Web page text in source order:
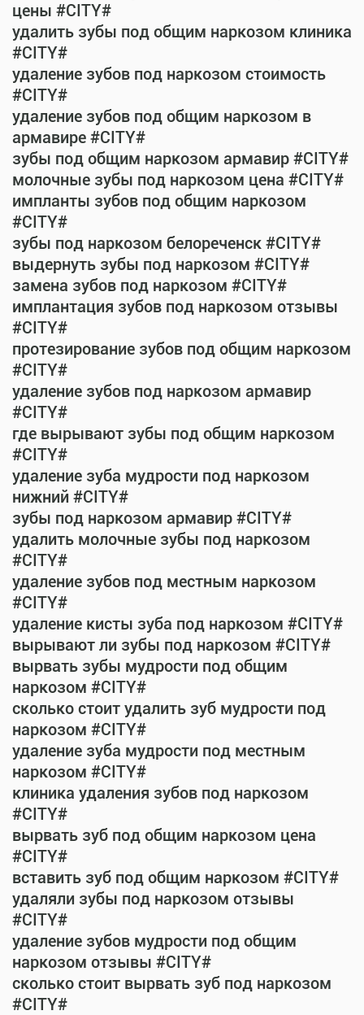
цены #CITY#
удалить зубы под общим наркозом клиника
#CITY#
удаление зубов под наркозом стоимость
#CITY#
удаление зубов под общим наркозом в
армавире #CITY#
зубы под общим наркозом армавир #CITY#
молочные зубы под наркозом цена #CITY#
импланты зубов под общим наркозом
#CITY#
зубы под наркозом белореченск #CITY#
выдернуть зубы под наркозом #CITY#
замена зубов под наркозом #CITY#
имплантация зубов под наркозом отзывы
#CITY#
протезирование зубов под общим наркозом
#CITY#
удаление зубов под наркозом армавир
#CITY#
где вырывают зубы под общим наркозом
#CITY#
удаление зуба мудрости под наркозом
нижний #CITY#
зубы под наркозом армавир #CITY#
удалить молочные зубы под наркозом
#CITY#
удаление зубов под местным наркозом
#CITY#
удаление кисты зуба под наркозом #CITY#
вырывают ли зубы под наркозом #CITY#
вырвать зубы мудрости под общим
наркозом #CITY#
сколько стоит удалить зуб мудрости под
наркозом #CITY#
удаление зуба мудрости под местным
наркозом #CITY#
клиника удаления зубов под наркозом
#CITY#
вырвать зуб под общим наркозом цена
#CITY#
вставить зуб под общим наркозом #CITY#
удаляли зубы под наркозом отзывы
#CITY#
удаление зубов мудрости под общим
наркозом отзывы #CITY#
сколько стоит вырвать зуб под наркозом
#CITY#